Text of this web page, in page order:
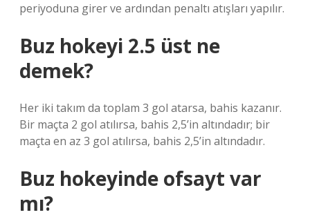
periyoduna girer ve ardından penaltı atışları yapılır.
Buz hokeyi 2.5 üst ne
demek?
Her iki takım da toplam 3 gol atarsa, bahis kazanır.
Bir maçta 2 gol atılırsa, bahis 2,5’in altındadır; bir
maçta en az 3 gol atılırsa, bahis 2,5’in altındadır.
Buz hokeyinde ofsayt var
mı?